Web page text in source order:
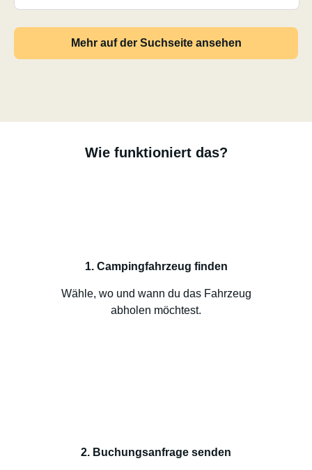
Mehr auf der Suchseite ansehen
Wie funktioniert das?
1. Campingfahrzeug finden
Wähle, wo und wann du das Fahrzeug
abholen möchtest.
2. Buchungsanfrage senden